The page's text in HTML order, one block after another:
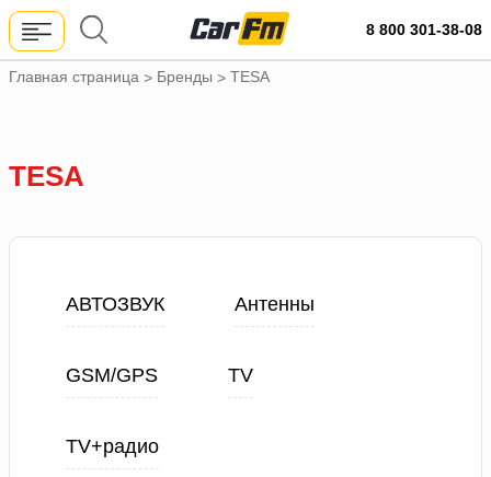
8 800 301-38-08
Главная страница > Бренды > TESA
TESA
АВТОЗВУК Антенны
GSM/GPS TV
TV+радио